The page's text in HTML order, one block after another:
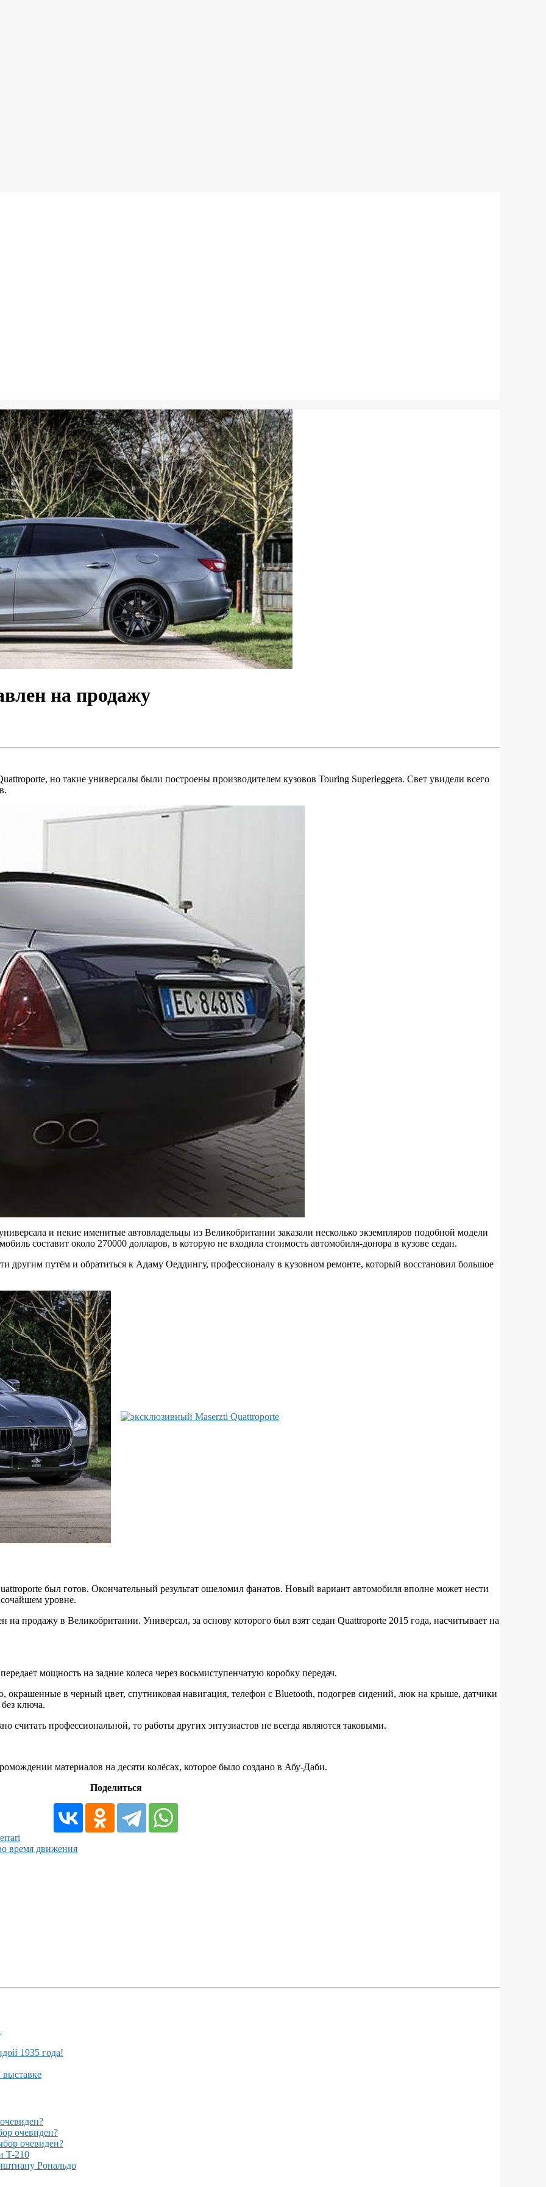
на продажу
но такие универсалы были построены производителем кузовов Touring Superleggera. Свет увидели всего
и некие именитые автовладельцы из Великобритании заказали несколько экземпляров подобной модели
составит около 270000 долларов, в которую не входила стоимость автомобиля-донора в кузове седан.
путём и обратиться к Адаму Оеддингу, профессионалу в кузовном ремонте, который восстановил большое
был готов. Окончательный результат ошеломил фанатов. Новый вариант автомобиля вполне может нести
уровне.
продажу в Великобритании. Универсал, за основу которого был взят седан Quattroporte 2015 года, насчитывает на
мощность на задние колеса через восьмиступенчатую коробку передач.
в черный цвет, спутниковая навигация, телефон с Bluetooth, подогрев сидений, люк на крыше, датчики
ключа.
считать профессиональной, то работы других энтузиастов не всегда являются таковыми.
материалов на десяти колёсах, которое было создано в Абу-Даби.
Поделиться
время движения
1935 года!
очевиден?
очевиден?
T-210
Рональдо